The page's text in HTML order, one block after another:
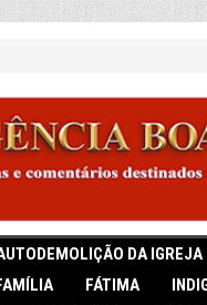
DA IGREJA
FÁTIMA